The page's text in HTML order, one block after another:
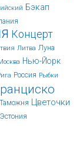
Бэкап
Концерт
Литва Луна
Нью-Йорк
Россия Рыбки
Таможня Цветочки
Эстония